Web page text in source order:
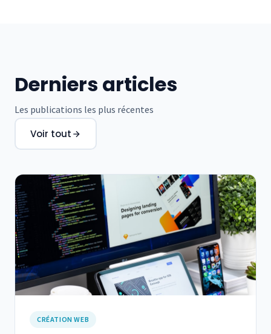
Derniers articles
Les publications les plus récentes
Voir tout
CRÉATION WEB